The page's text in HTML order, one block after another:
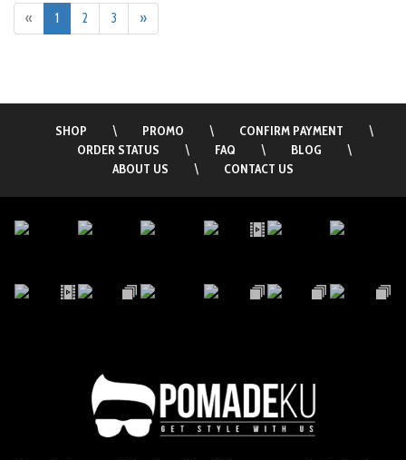
« 1 2 3 »
SHOP \ PROMO \ CONFIRM PAYMENT
\
ORDER STATUS
\ FAQ \ BLOG
\
ABOUT US
\ CONTACT US